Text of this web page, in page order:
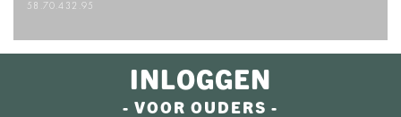
58.70.432.95
INLOGGEN
- VOOR OUDERS -